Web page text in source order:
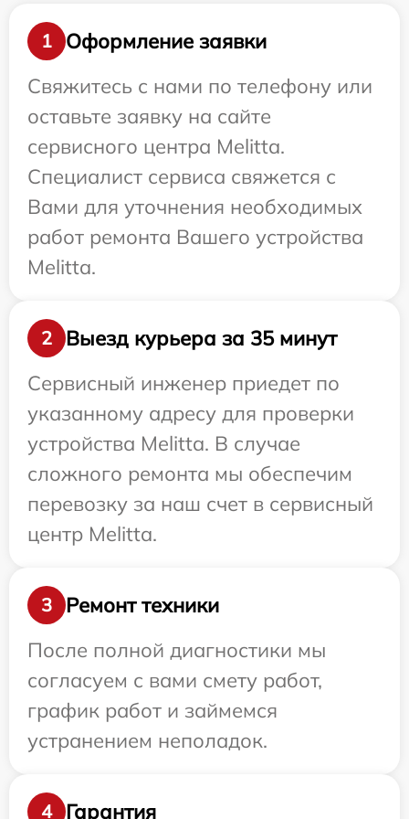
1
Оформление заявки
Свяжитесь с нами по телефону или
оставьте заявку на сайте
сервисного центра Melitta.
Специалист сервиса свяжется с
Вами для уточнения необходимых
работ ремонта Вашего устройства
Melitta.
2
Выезд курьера за 35 минут
Сервисный инженер приедет по
указанному адресу для проверки
устройства Melitta. В случае
сложного ремонта мы обеспечим
перевозку за наш счет в сервисный
центр Melitta.
3
Ремонт техники
После полной диагностики мы
согласуем с вами смету работ,
график работ и займемся
устранением неполадок.
4 Гарантия